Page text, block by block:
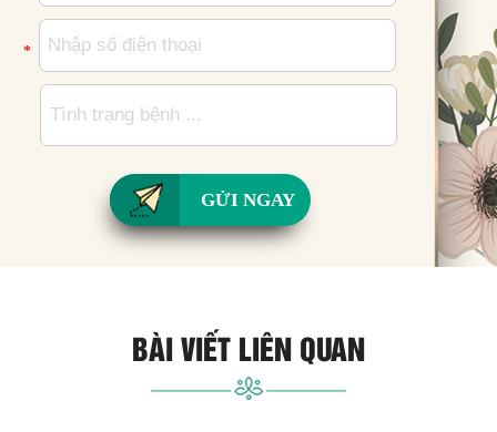
*
GỬI NGAY
BÀI VIẾT LIÊN QUAN